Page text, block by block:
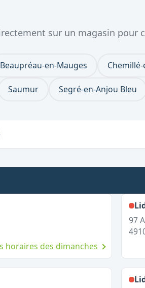
sur un magasin
Beaupréau-en-Mauges
Saumur Segré-en-Anjou Bleu
horaires des dimanches
97